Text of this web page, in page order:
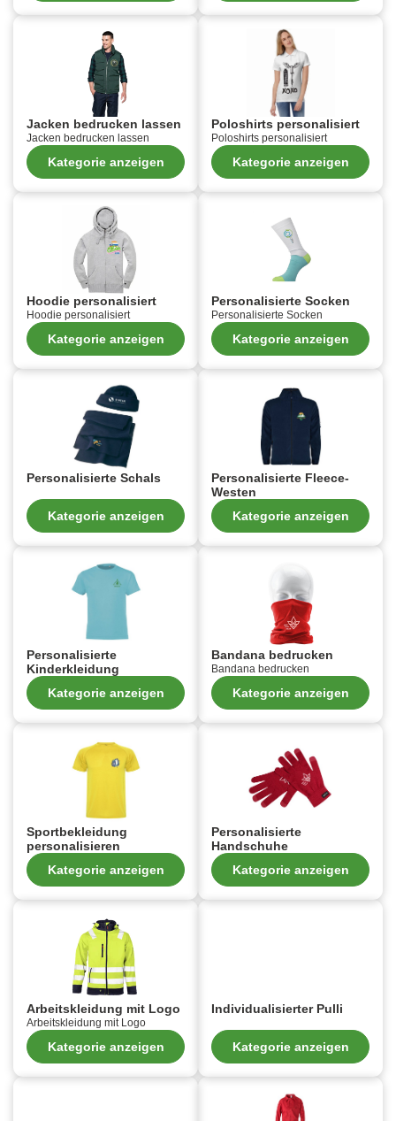
Jacken bedrucken lassen
Jacken bedrucken lassen
Kategorie anzeigen
Poloshirts personalisiert
Poloshirts personalisiert
Kategorie anzeigen
Hoodie personalisiert
Hoodie personalisiert
Kategorie anzeigen
Personalisierte Socken
Personalisierte Socken
Kategorie anzeigen
Personalisierte Schals
Kategorie anzeigen
Personalisierte Fleece-
Westen
Kategorie anzeigen
Personalisierte
Kinderkleidung
Kategorie anzeigen
Bandana bedrucken
Bandana bedrucken
Kategorie anzeigen
Sportbekleidung
personalisieren
Kategorie anzeigen
Personalisierte
Handschuhe
Kategorie anzeigen
Arbeitskleidung mit Logo
Arbeitskleidung mit Logo
Kategorie anzeigen
Individualisierter Pulli
Kategorie anzeigen